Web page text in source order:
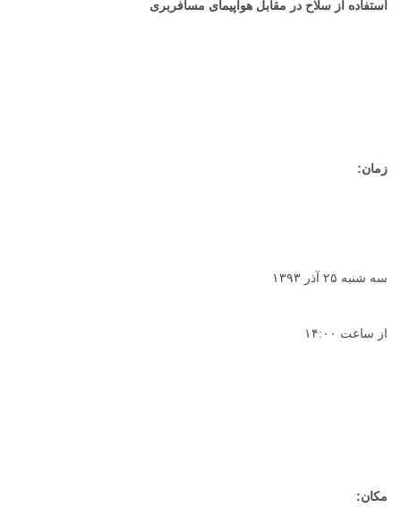
استفاده از سلاح در مقابل هواپیمای مسافربری
زمان:
سه شنبه ۲۵ آذر ۱۳۹۳
از ساعت ۱۴:۰۰
مکان: